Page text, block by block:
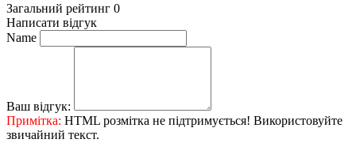
Загальний рейтинг 0
Написати відгук
Name
Ваш відгук:
Примітка: HTML розмітка не підтримується! Використовуйте
звичайний текст.